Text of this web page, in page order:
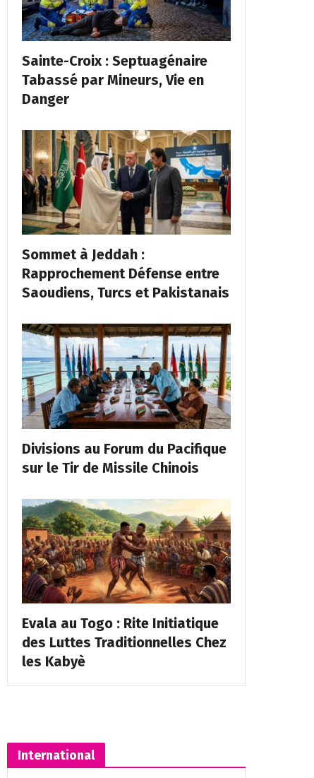
Sainte-Croix : Septuagénaire
Tabassé par Mineurs, Vie en
Danger
Sommet à Jeddah :
Rapprochement Défense entre
Saoudiens, Turcs et Pakistanais
Divisions au Forum du Pacifique
sur le Tir de Missile Chinois
Evala au Togo : Rite Initiatique
des Luttes Traditionnelles Chez
les Kabyè
International